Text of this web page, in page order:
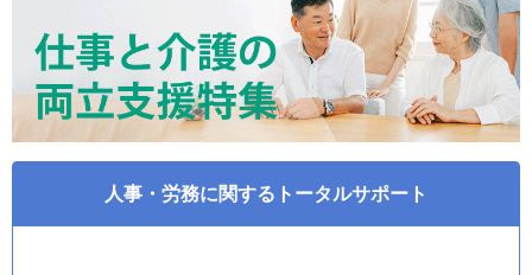
人事・労務に関するトータルサポート